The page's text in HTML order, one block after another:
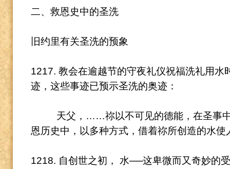
二、救恩史中的圣洗
旧约里有关圣洗的预象
1217. 教会在逾越节的守夜礼仪祝福洗礼用水
迹，这些事迹已预示圣洗的奥迹：
天父，……祢以不可见的德能，在圣事
恩历史中，以多种方式，借着祢所创造的水
1218. 自创世之初， 水──这卑微而又奇妙的